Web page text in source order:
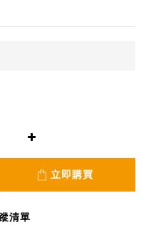
立即購買
清單